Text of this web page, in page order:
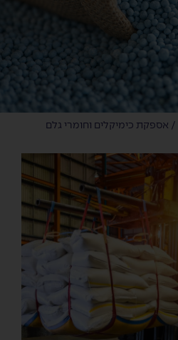
/ אספקת כימיקלים וחומרי גלם